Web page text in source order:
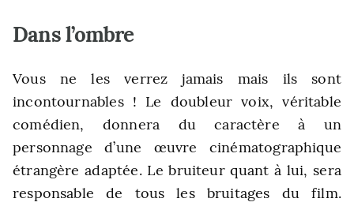
Dans l’ombre
Vous ne les verrez jamais mais ils sont
incontournables ! Le doubleur voix, véritable
comédien, donnera du caractère à un
personnage d’une œuvre cinématographique
étrangère adaptée. Le bruiteur quant à lui, sera
responsable de tous les bruitages du film.